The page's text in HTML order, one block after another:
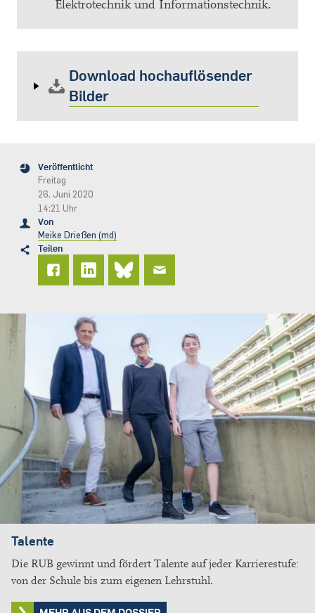
Elektrotechnik und Informationstechnik.
Download hochauflösender
Bilder
Veröffentlicht
Freitag
26. Juni 2020
14:21 Uhr
Von
Meike Drießen (md)
Teilen
Talente
Die RUB gewinnt und fördert Talente auf jeder Karrierestufe:
von der Schule bis zum eigenen Lehrstuhl.